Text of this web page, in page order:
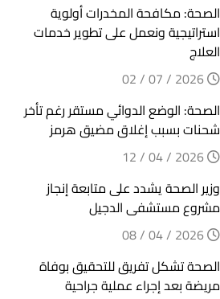
الصحة: مكافحة المخدرات أولوية
استراتيجية ونعمل على تطوير خدمات
العلاج
الصحة: الوضع الدوائي مستقر رغم تأخر
شحنات بسبب إغلاق مضيق هرمز
وزير الصحة يشدد على متابعة إنجاز
مشروع مستشفى الدجيل
الصحة تشكل تفريق للتحقيق بوفاة
مريضة بعد إجراء عملية جراحية